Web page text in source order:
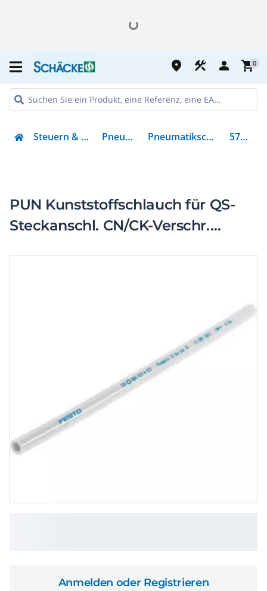
place construction person shopping_cart0
Steuern & Regeln Pneumatik Pneumatikschläuche 570389
PUN Kunststoffschlauch für QS-
Steckanschl. CN/CK-Verschr.
Anmelden oder Registrieren